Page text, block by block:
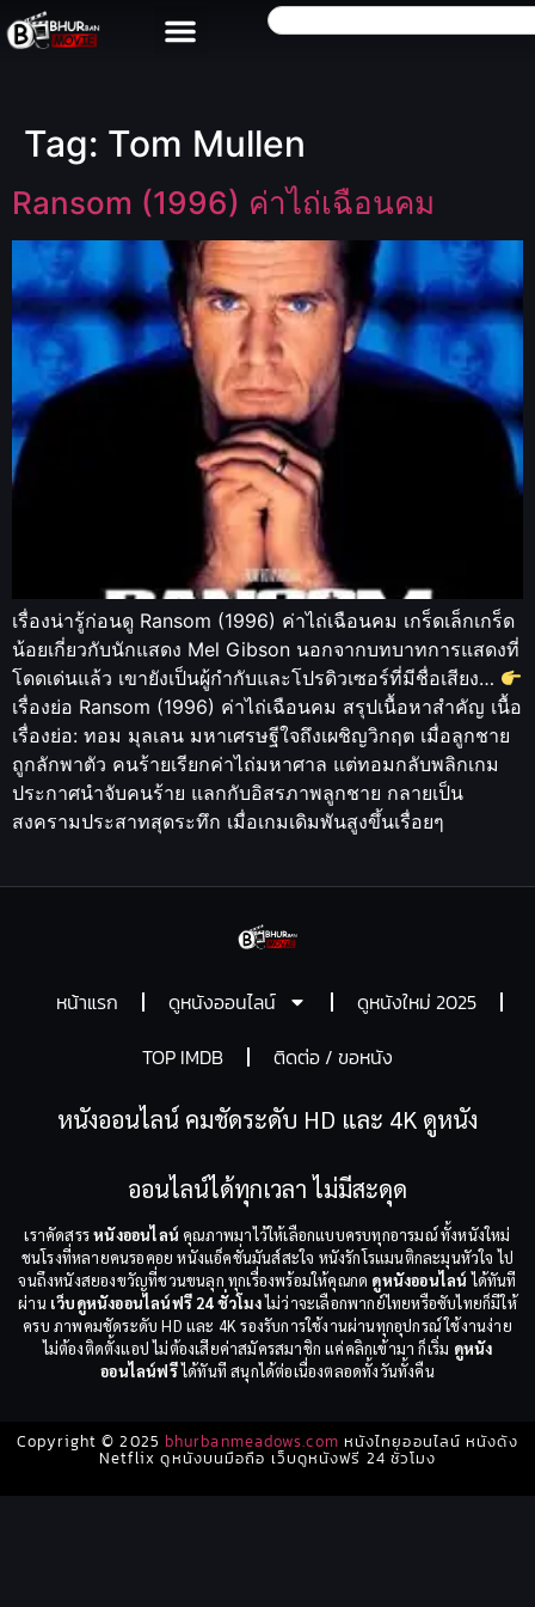
Tag: Tom Mullen
Ransom (1996) ค่าไถ่เฉือนคม
เรื่องน่ารู้ก่อนดู Ransom (1996) ค่าไถ่เฉือนคม เกร็ดเล็กเกร็ด
น้อยเกี่ยวกับนักแสดง Mel Gibson นอกจากบทบาทการแสดงที่
โดดเด่นแล้ว เขายังเป็นผู้กำกับและโปรดิวเซอร์ที่มีชื่อเสียง…
เรื่องย่อ Ransom (1996) ค่าไถ่เฉือนคม สรุปเนื้อหาสำคัญ เนื้อ
เรื่องย่อ: ทอม มุลเลน มหาเศรษฐีใจถึงเผชิญวิกฤต เมื่อลูกชาย
ถูกลักพาตัว คนร้ายเรียกค่าไถ่มหาศาล แต่ทอมกลับพลิกเกม
ประกาศนำจับคนร้าย แลกกับอิสรภาพลูกชาย กลายเป็น
สงครามประสาทสุดระทึก เมื่อเกมเดิมพันสูงขึ้นเรื่อยๆ
หน้าแรก ดูหนังออนไลน์
ดูหนังใหม่ 2025
TOP IMDB
ติดต่อ / ขอหนัง
หนังออนไลน์ คมชัดระดับ HD และ 4K ดูหนัง
ออนไลน์ได้ทุกเวลา ไม่มีสะดุด
เราคัดสรรหนังออนไลน์ คุณภาพมาไว้ให้เลือกแบบครบทุกอารมณ์ ทั้งหนังใหม่
ชนโรงที่หลายคนรอคอย หนังแอ็คชั่นมันส์สะใจ หนังรักโรแมนติกละมุนหัวใจ ไป
จนถึงหนังสยองขวัญที่ชวนขนลุก ทุกเรื่องพร้อมให้คุณกด ดูหนังออนไลน์ ได้ทันที
ผ่าน เว็บดูหนังออนไลน์ฟรี 24 ชั่วโมงไม่ว่าจะเลือกพากย์ไทยหรือซับไทยก็มีให้
ครบ ภาพคมชัดระดับ HD และ 4K รองรับการใช้งานผ่านทุกอุปกรณ์ ใช้งานง่าย
ไม่ต้องติดตั้งแอป ไม่ต้องเสียค่าสมัครสมาชิก แค่คลิกเข้ามา ก็เริ่ม ดูหนัง
ออนไลน์ฟรีได้ทันที สนุกได้ต่อเนื่องตลอดทั้งวันทั้งคืน
Copyright © 2025 bhurbanmeadows.com หนังไทยออนไลน์ หนังดัง
Netflix ดูหนังบนมือถือ เว็บดูหนังฟรี 24 ชั่วโมง